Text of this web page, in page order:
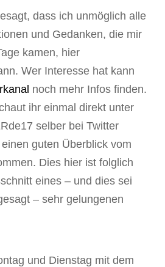
dass ich unmöglich alle
und Gedanken, die mir
kamen, hier
Wer Interesse hat kann
noch mehr Infos finden.
ihr einmal direkt unter
selber bei Twitter
guten Überblick vom
Dies hier ist folglich
eines – und dies sei
– sehr gelungenen
und Dienstag mit dem